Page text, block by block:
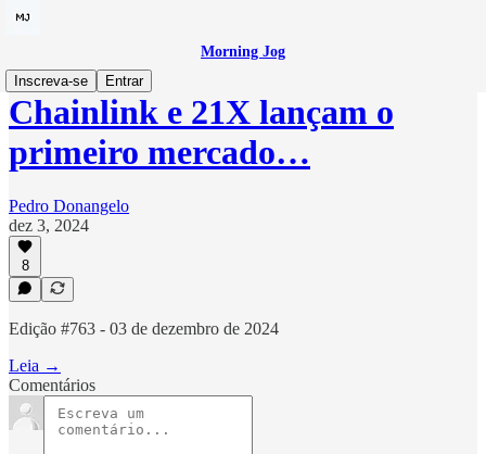
Morning Jog
Inscreva-se
Entrar
Chainlink e 21X lançam o
primeiro mercado…
Pedro Donangelo
dez 3, 2024
8
Edição #763 - 03 de dezembro de 2024
Leia →
Comentários